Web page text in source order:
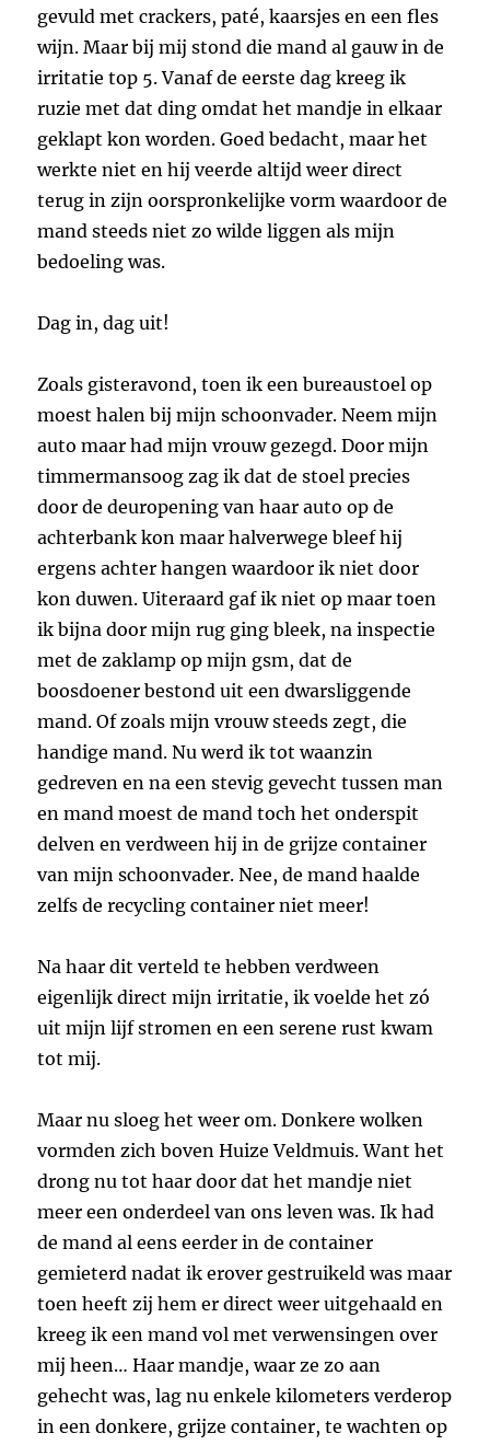
gevuld met crackers, paté, kaarsjes en een fles
wijn. Maar bij mij stond die mand al gauw in de
irritatie top 5. Vanaf de eerste dag kreeg ik
ruzie met dat ding omdat het mandje in elkaar
geklapt kon worden. Goed bedacht, maar het
werkte niet en hij veerde altijd weer direct
terug in zijn oorspronkelijke vorm waardoor de
mand steeds niet zo wilde liggen als mijn
bedoeling was.
Dag in, dag uit!
Zoals gisteravond, toen ik een bureaustoel op
moest halen bij mijn schoonvader. Neem mijn
auto maar had mijn vrouw gezegd. Door mijn
timmermansoog zag ik dat de stoel precies
door de deuropening van haar auto op de
achterbank kon maar halverwege bleef hij
ergens achter hangen waardoor ik niet door
kon duwen. Uiteraard gaf ik niet op maar toen
ik bijna door mijn rug ging bleek, na inspectie
met de zaklamp op mijn gsm, dat de
boosdoener bestond uit een dwarsliggende
mand. Of zoals mijn vrouw steeds zegt, die
handige mand. Nu werd ik tot waanzin
gedreven en na een stevig gevecht tussen man
en mand moest de mand toch het onderspit
delven en verdween hij in de grijze container
van mijn schoonvader. Nee, de mand haalde
zelfs de recycling container niet meer!
Na haar dit verteld te hebben verdween
eigenlijk direct mijn irritatie, ik voelde het zó
uit mijn lijf stromen en een serene rust kwam
tot mij.
Maar nu sloeg het weer om. Donkere wolken
vormden zich boven Huize Veldmuis. Want het
drong nu tot haar door dat het mandje niet
meer een onderdeel van ons leven was. Ik had
de mand al eens eerder in de container
gemieterd nadat ik erover gestruikeld was maar
toen heeft zij hem er direct weer uitgehaald en
kreeg ik een mand vol met verwensingen over
mij heen… Haar mandje, waar ze zo aan
gehecht was, lag nu enkele kilometers verderop
in een donkere, grijze container, te wachten op